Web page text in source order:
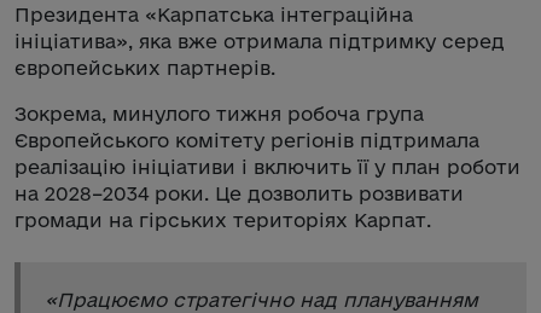
Президента «Карпатська інтеграційна
ініціатива», яка вже отримала підтримку серед
європейських партнерів.
Зокрема, минулого тижня робоча група
Європейського комітету регіонів підтримала
реалізацію ініціативи і включить її у план роботи
на 2028–2034 роки. Це дозволить розвивати
громади на гірських територіях Карпат.
«Працюємо стратегічно над плануванням